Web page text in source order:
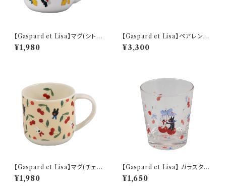
【Gaspard et Lisa】マグ(シトロ
ン)【LG170】 LG173-11
¥1,980
【Gaspard et Lisa】ペアレンジ
セット【LG170】 LG170-82-2
¥3,300
【Gaspard et Lisa】マグ(チェリ
ー)【チェリー】
¥1,980
【Gaspard et Lisa】 ガラスタン
ブラー(リボン)【チェリー】
¥1,650